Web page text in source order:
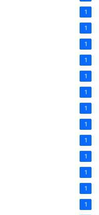
1
1
1
1
1
1
1
1
1
1
1
1
1